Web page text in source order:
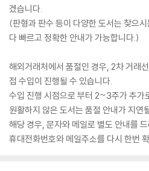
겠습니다.
(판형과 판수 등이 다양한 도서는 찾으
다 빠르고 정확한 안내가 가능합니다.)
해외거래처에서 품절인 경우, 2차 거래
접 수입이 진행될 수 있습니다.
수입 진행 시점으로 부터 2~3주가 추가
원활하지 않은 도서는 품절 안내가 지연
해당 경우, 문자와 메일로 별도 안내를
휴대전화번호와 메일주소를 다시 한번